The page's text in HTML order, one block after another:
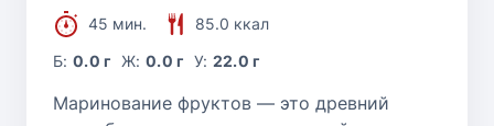
45 мин.
85.0 ккал
Б:0.0 г Ж: 0.0 г У: 22.0 г
Маринование фруктов — это древний